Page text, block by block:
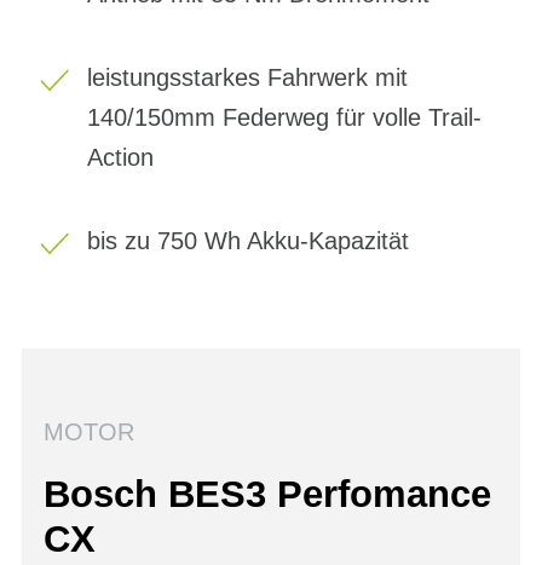
leistungsstarkes Fahrwerk mit
140/150mm Federweg für volle Trail-
Action
bis zu 750 Wh Akku-Kapazität
MOTOR
Bosch BES3 Perfomance
CX